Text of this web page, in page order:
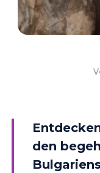
den
Bulgariens